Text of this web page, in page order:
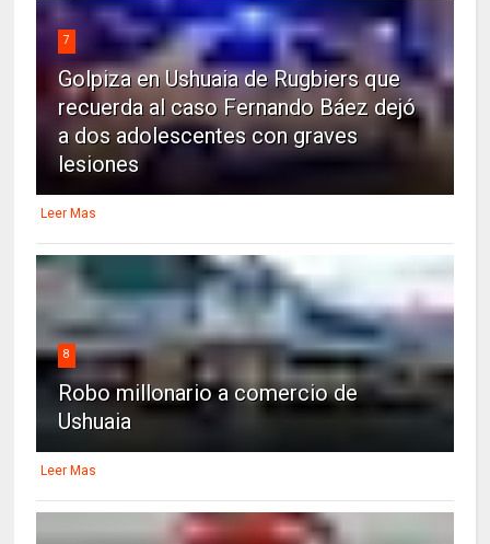
7
Golpiza en Ushuaia de Rugbiers que
recuerda al caso Fernando Báez dejó
a dos adolescentes con graves
lesiones
Leer Mas
8
Robo millonario a comercio de
Ushuaia
Leer Mas